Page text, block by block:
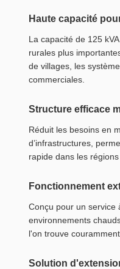
Haute capacité
La capacité de 125
rurales plus
de villages, les
commerciales.
Structure efficace
Réduit les besoins en
d’infrastructures,
rapide dans les régions
Fonctionnement
Conçu pour un service
environnements
l'on trouve
Solution